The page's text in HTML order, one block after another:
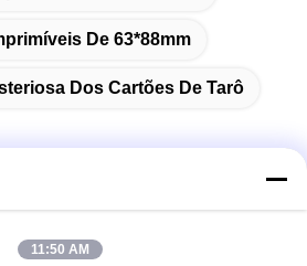
De 63*88mm
Dos Cartões De Tarô
11:50 AM